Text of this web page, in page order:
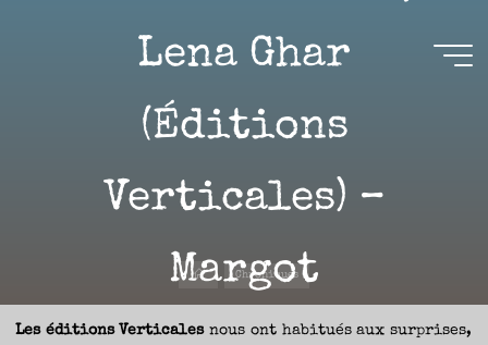
Aire(s)
Libre(s)
YEUX
Lena Ghar
(Éditions
Verticales) –
Margot
11 SEPTEMBRE 2023
AccueilChroniques
Les éditions Verticalesnous ont habitués aux surprises,